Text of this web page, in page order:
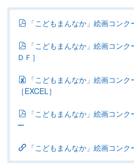
「こどもまんなか」絵画コン
「こどもまんなか」絵画コン
ＤＦ］
「こどもまんなか」絵画コン
［EXCEL］
「こどもまんなか」絵画コン
ー
「こどもまんなか」絵画コン